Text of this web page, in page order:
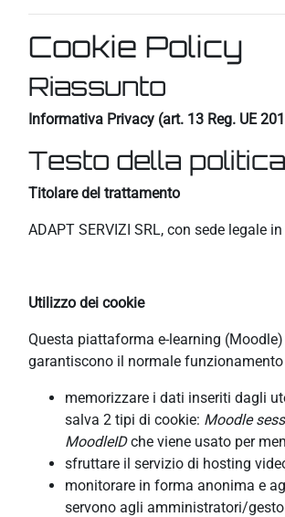
Cookie Policy
Riassunto
Informativa Privacy (art. 13 Reg. UE
Testo della politica
Titolare del trattamento
ADAPT SERVIZI SRL, con sede legale
Utilizzo dei cookie
Questa piattaforma e-learning
garantiscono il normale
memorizzare i dati inseriti dagli
salva 2 tipi di cookie: Moodle
MoodleIDche viene usato per
sfruttare il servizio di hosting
monitorare in forma anonima e
servono agli amministratori/